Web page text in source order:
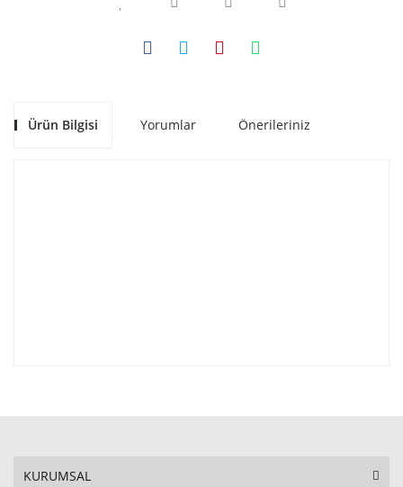
Ürün Bilgisi Yorumlar Önerileriniz
KURUMSAL